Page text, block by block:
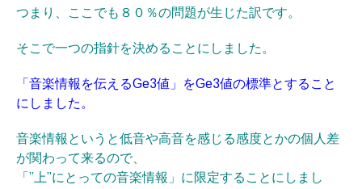
つまり、ここでも８０％の問題が生じた訳です。
そこで一つの指針を決めることにしました。
「音楽情報を伝えるGe3値」をGe3値の標準とすること
にしました。
音楽情報というと低音や高音を感じる感度とかの個人差
が関わって来るので、
「”上”にとっての音楽情報」に限定することにしまし